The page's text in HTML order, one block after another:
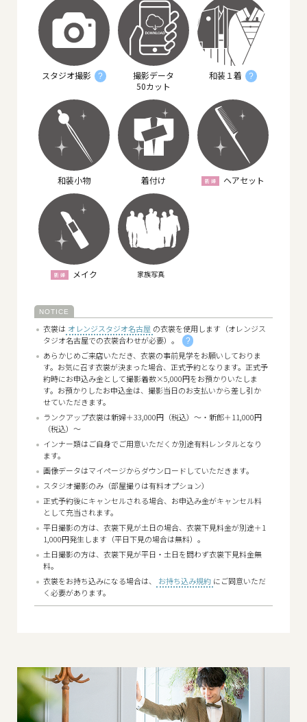
スタジオ撮影 ?
撮影データ
50カット
和装１着 ?
和装小物 着付け ヘアセット
メイク 家族写真
衣裳は オレンジスタジオ名古屋 の衣裳を使用します（オレンジス
タジオ名古屋での衣裳合わせが必要）。
?
あらかじめご来店いただき、衣裳の事前見学をお願いしておりま
す。お気に召す衣裳が決まった場合、正式予約となります。正式予
約時にお申込み金として撮影着数×5,000円をお預かりいたしま
す。お預かりしたお申込金は、撮影当日のお支払いから差し引か
せていただきます。
ランクアップ衣裳は新婦＋33,000円（税込）～・新郎＋11,000円
（税込）～
インナー類はご自身でご用意いただくか別途有料レンタルとなり
ます。
画像データはマイページからダウンロードしていただきます。
スタジオ撮影のみ（部屋撮りは有料オプション）
正式予約後にキャンセルされる場合、お申込み金がキャンセル料
として充当されます。
平日撮影の方は、衣裳下見が土日の場合、衣裳下見料金が別途＋1
1,000円発生します（平日下見の場合は無料）。
土日撮影の方は、衣裳下見が平日・土日を問わず衣裳下見料金無
料。
衣裳をお持ち込みになる場合は、
お持ち込み規約 にご同意いただ
く必要があります。